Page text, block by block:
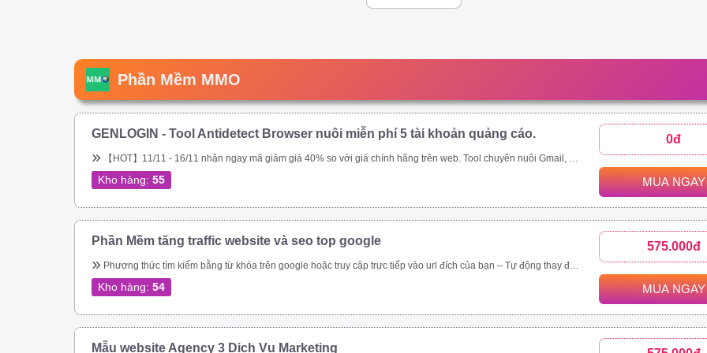
Phần Mềm MMO
GENLOGIN - Tool Antidetect Browser nuôi miễn phí 5 tài khoản quảng cáo.
【HOT】11/11 - 16/11 nhận ngay mã giảm giá 40% so với giá chính hãng trên web. Tool chuyên nuôi Gmail, nuôi tài khoản Google Ads. Miễn phí 5 profile trọn đời. Sắp tới ae sẽ được tặng miễn phí, hoặc được \\\\\\\\\\\\\\\\\\\\\\\\\\\\\\\&amp;amp;quot;mua rẻ\\\\\\\\\\\\\\\\\\\\\\\\\\\\\\\&amp;amp;quot; các tool tự động thông qua ứng dụng này - Auto đăng nhập gmail, auto nuôi mail, auto tạo tài khoản quảng cáo, auto add thẻ, auto kháng....
Kho hàng: 55
0đ
MUA NGAY
Phần Mềm tăng traffic website và seo top google
Phương thức tìm kiếm bằng từ khóa trên google hoặc truy cập trực tiếp vào url đích của bạn – Tự động thay đổi địa chỉ IP – Tự động thay đổi Local IP – Giả lập được trên Mobile, Tablet, Laptop, Tablet bằng UserAgent và giả lập được trên mọi trình duyệt, hệ điều hành. – Chạy đa luồng (Mở nhiều cửa sổ cùng lúc) để tăng tốc độ SEO. Vĩnh viễn, bảo hành 1 đổi 1 tool Video demo : https://drive.google.com/drive/folders/1tPeGf4iXaQ1i7g7s_LQQlKB9Qcmt_-Cm
Kho hàng: 54
575.000đ
MUA NGAY
Mẫu website Agency 3 Dịch Vụ Marketing